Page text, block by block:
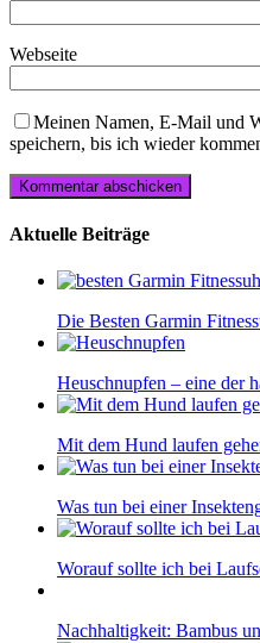
Webseite
Meinen Namen, E-Mail und
speichern, bis ich wieder
Aktuelle Beiträge
Die Besten Garmin
Heuschnupfen – eine der
Mit dem Hund laufen
Was tun bei einer
Worauf sollte ich bei
Nachhaltigkeit: Bambus